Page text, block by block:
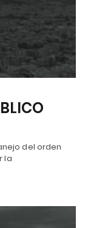
del orden
la